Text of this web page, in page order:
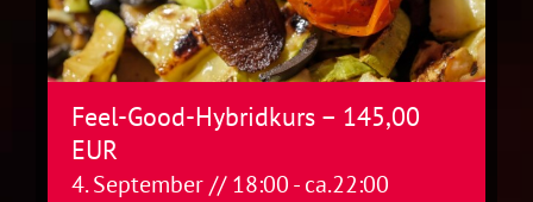
Feel-Good-Hybridkurs – 145,00
EUR
4. September // 18:00- ca.22:00